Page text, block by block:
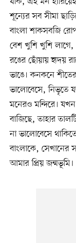
শূন্যের সব সীমা
বাংলা শাকসবজি
বেশ খুশি খুশি লাগে,
রঙের ছোঁয়ায় হৃদয়
ভাঙে। কনকনে
ভালোবেসে, নিভৃতে
মনেরও মন্দিরে।
বাজিছে, তাহার
না ভালোবেসে
বাংলাকে, সেখানের
আমার প্রিয় জন্মভূমি।